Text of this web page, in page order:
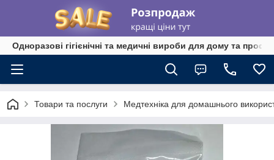
Одноразові гігієнічні та медичні вироби для дому та
Товари та послуги Медтехніка для домашнього